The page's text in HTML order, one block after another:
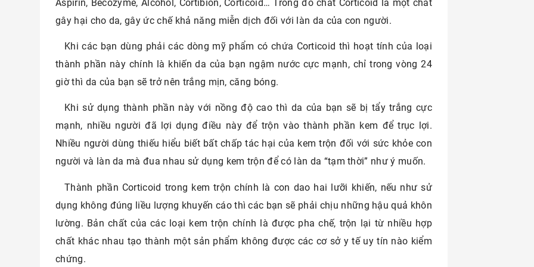
Aspirin, Becozyme, Alcohol, Cortibion, Corticoid… Trong đó chất Corticoid là một chất
gây hại cho da, gây ức chế khả năng miễn dịch đối với làn da của con người.
Khi các bạn dùng phải các dòng mỹ phẩm có chứa Corticoid thì hoạt tính của loại
thành phần này chính là khiến da của bạn ngậm nước cực mạnh, chỉ trong vòng 24
giờ thì da của bạn sẽ trở nên trắng mịn, căng bóng.
Khi sử dụng thành phần này với nồng độ cao thì da của bạn sẽ bị tẩy trắng cực
mạnh, nhiều người đã lợi dụng điều này để trộn vào thành phần kem để trục lợi.
Nhiều người dùng thiếu hiểu biết bất chấp tác hại của kem trộn đối với sức khỏe con
người và làn da mà đua nhau sử dụng kem trộn để có làn da “tạm thời” như ý muốn.
Thành phần Corticoid trong kem trộn chính là con dao hai lưỡi khiến, nếu như sử
dụng không đúng liều lượng khuyến cáo thì các bạn sẽ phải chịu những hậu quả khôn
lường. Bản chất của các loại kem trộn chính là được pha chế, trộn lại từ nhiều hợp
chất khác nhau tạo thành một sản phẩm không được các cơ sở y tế uy tín nào kiểm
chứng.